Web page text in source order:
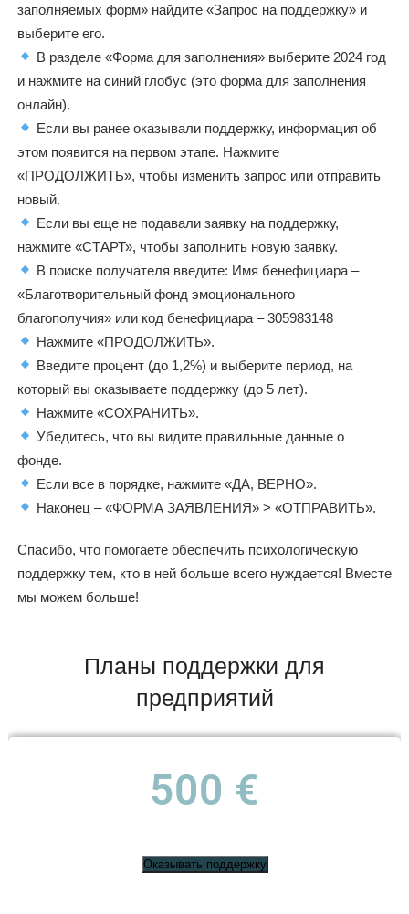
заполняемых форм» найдите «Запрос на поддержку» и
выберите его.
В разделе «Форма для заполнения» выберите 2024 год
и нажмите на синий глобус (это форма для заполнения
онлайн).
Если вы ранее оказывали поддержку, информация об
этом появится на первом этапе. Нажмите
«ПРОДОЛЖИТЬ», чтобы изменить запрос или отправить
новый.
Если вы еще не подавали заявку на поддержку,
нажмите «СТАРТ», чтобы заполнить новую заявку.
В поиске получателя введите: Имя бенефициара –
«Благотворительный фонд эмоционального
благополучия» или код бенефициара – 305983148
Нажмите «ПРОДОЛЖИТЬ».
Введите процент (до 1,2%) и выберите период, на
который вы оказываете поддержку (до 5 лет).
Нажмите «СОХРАНИТЬ».
Убедитесь, что вы видите правильные данные о
фонде.
Если все в порядке, нажмите «ДА, ВЕРНО».
Наконец – «ФОРМА ЗАЯВЛЕНИЯ» > «ОТПРАВИТЬ».
Спасибо, что помогаете обеспечить психологическую
поддержку тем, кто в ней больше всего нуждается! Вместе
мы можем больше!
Планы поддержки для
предприятий
500 €
Оказывать поддержку